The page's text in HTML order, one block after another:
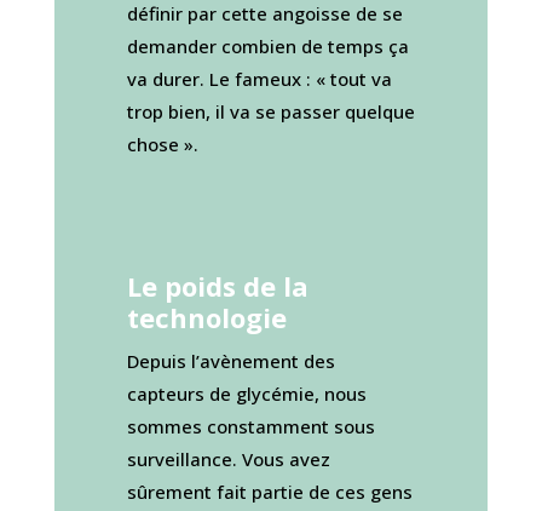
définir par cette angoisse de se
demander combien de temps ça
va durer. Le fameux : « tout va
trop bien, il va se passer quelque
chose ».
Le poids de la
technologie
Depuis l’avènement des
capteurs de glycémie, nous
sommes constamment sous
surveillance. Vous avez
sûrement fait partie de ces gens